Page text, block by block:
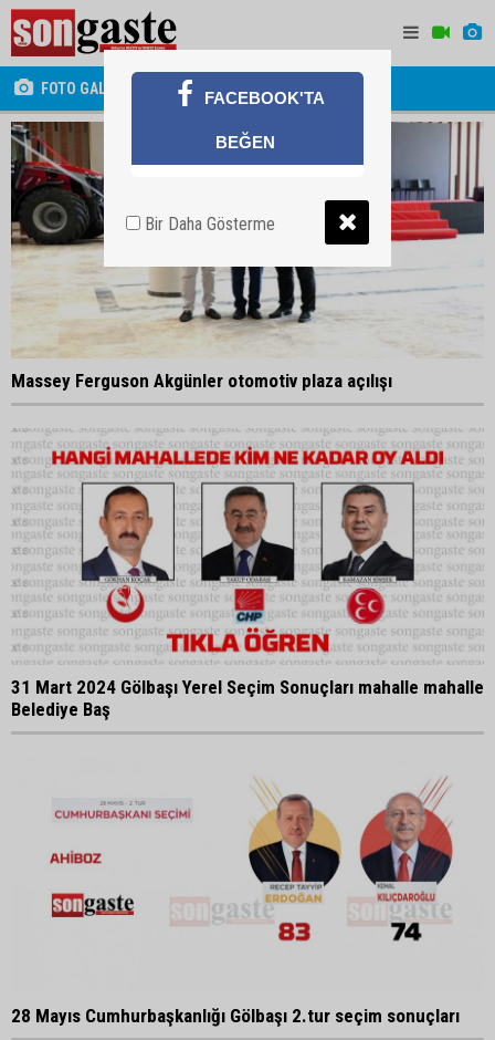
FOTO GALERİ
Massey Ferguson Akgünler otomotiv plaza açılışı
31 Mart 2024 Gölbaşı Yerel Seçim Sonuçları mahalle mahalle
Belediye Baş
28 Mayıs Cumhurbaşkanlığı Gölbaşı 2.tur seçim sonuçları
FACEBOOK'TA
BEĞEN
Bir Daha Gösterme